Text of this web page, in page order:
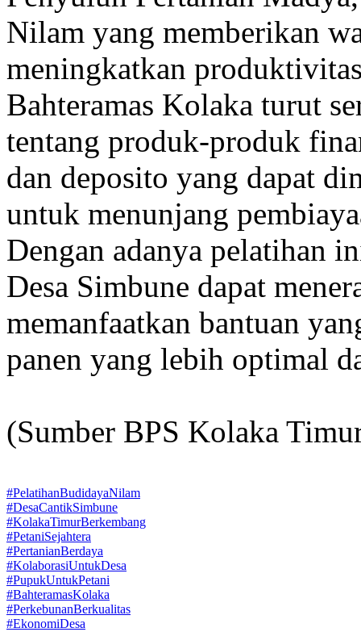
Nilam yang memberikan
meningkatkan
Bahteramas Kolaka turut
tentang produk-produk
dan deposito yang dapat
untuk menunjang
Dengan adanya pelatihan
Desa Simbune dapat
memanfaatkan bantuan
panen yang lebih optimal
(Sumber BPS Kolaka
#PelatihanBudidayaNilam
#DesaCantikSimbune
#KolakaTimurBerkembang
#PetaniSejahtera
#PertanianBerdaya
#KolaborasiUntukDesa
#PupukUntukPetani
#BahteramasKolaka
#PerkebunanBerkualitas
#EkonomiDesa